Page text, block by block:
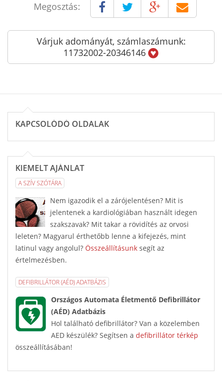
Megosztás:
Várjuk adományát, számlaszámunk:
11732002-20346146
KAPCSOLÓDÓ OLDALAK
KIEMELT AJÁNLAT
A SZÍV SZÓTÁRA
Nem igazodik el a zárójelentésen? Mit is
jelentenek a kardiológiában használt idegen
szakszavak? Mit takar a rövidítés az orvosi
leleten? Magyarul érthetőbb lenne a kifejezés, mint
latinul vagy angolul? Összeállításunk segít az
értelmezésben.
DEFIBRILLÁTOR (AÉD) ADATBÁZIS
Országos Automata Életmentő Defibrillátor
(AÉD) Adatbázis
Hol található defibrillátor? Van a közelemben
AED készülék? Segítsen a defibrillátor térkép
összeállításában!